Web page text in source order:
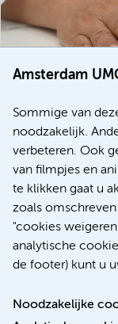
Amsterdam
Sommige van
noodzakelijk.
verbeteren. Ook
van filmpjes en
te klikken gaat u
zoals
"cookies
analytische
de footer) kunt u
Noodzakelijke
voor patiënten